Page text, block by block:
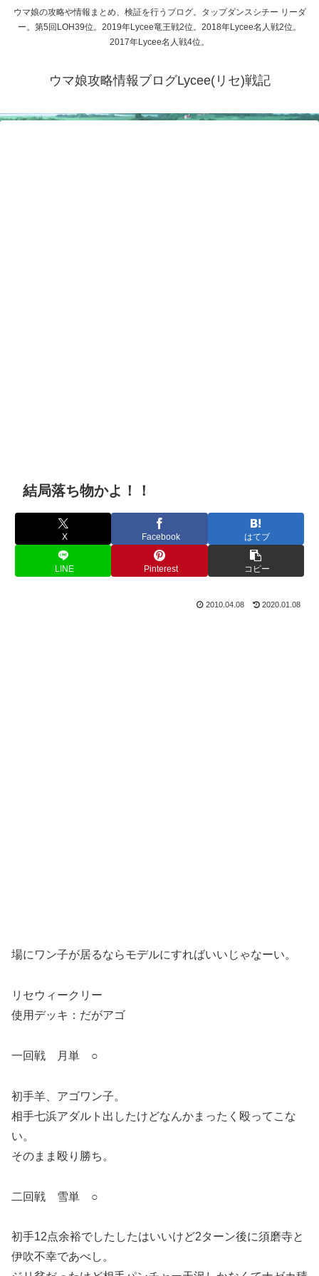
ウマ娘の攻略や情報まとめ、検証を行うブログ。タップダンスシチー リーダ
ー。第5回LOH39位。2019年Lycee竜王戦2位。2018年Lycee名人戦2位。
2017年Lycee名人戦4位。
ウマ娘攻略情報ブログLycee(リセ)戦記
結局落ち物かよ！！
X Facebook はてブ
LINE Pinterest コピー
2010.04.08 2020.01.08
場にワン子が居るならモデルにすればいいじゃなーい。
リセウィークリー
使用デッキ：だがアゴ
一回戦 月単 ○
初手羊、アゴワン子。
相手七浜アダルト出したけどなんかまったく殴ってこな
い。
そのまま殴り勝ち。
二回戦 雪単 ○
初手12点余裕でしたしたはいいけど2ターン後に須磨寺と
伊吹不幸であべし。